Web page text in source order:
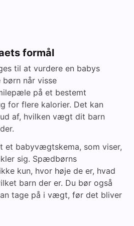
formål
til at vurdere en babys
når visse
på et bestemt
for flere kalorier. Det kan
af, hvilken vægt dit barn
et babyvægtskema, som viser,
sig. Spædbørns
kun, hvor høje de er, hvad
barn der er. Du bør også
tage på i vægt, før det bliver